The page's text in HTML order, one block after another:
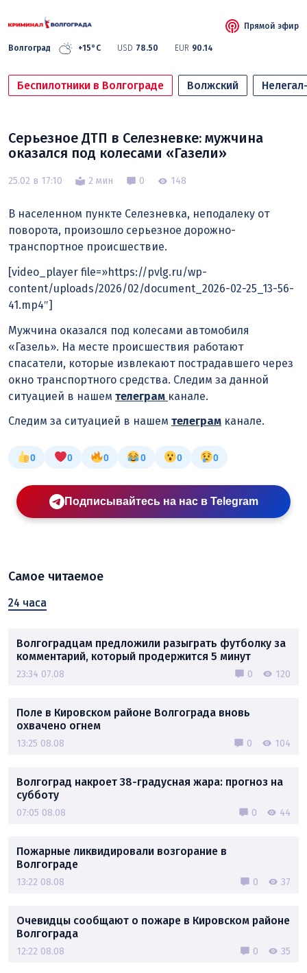
Волгоград +15°C USD 78.50 EUR 90.14
Прямой эфир
Беспилотники в Волгограде Волжский
Серьезное ДТП в Селезневке: мужчина
оказался под колесами «Газели»
25.02 в 17:10 2 мин 0 148
В населенном пункте Селезневка, неподалеку от
поворота, произошло серьезное дорожно-
транспортное происшествие.
[video_player file=»https://pvlg.ru/wp-
content/uploads/2026/02/document_2026-02-25_13-56-
41.mp4″]
Мужчина оказался под колесами автомобиля
«Газель». На месте происшествия работают
спасатели, которые извлекают пострадавшего через
окно транспортного средства. Следим за данной
ситуацией в нашем телеграм канале.
Следим за ситуацией в нашем телеграм канале.
0 0 0 0 0 0
Подписывайтесь на нас в Telegram
Самое читаемое
24 часа
Волгоградцам предложили разыграть футболку за
комментарий, который продержится 5 минут
23:34 07.08 0 120
Поле в Кировском районе Волгограда вновь
охвачено огнем
13:25 08.08 0 104
Волгоград накроет 38-градусная жара: прогноз на
субботу
07:05 08.08 0 44
Пожарные ликвидировали возгорание в
Волгограде
13:22 08.08 0 37
Очевидцы сообщают о пожаре в Кировском районе
Волгограда
12:22 08.08 0 35